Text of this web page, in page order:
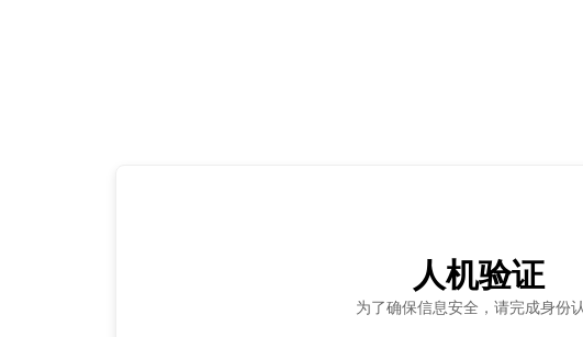
人机验证
为了确保信息安全，请完成身份